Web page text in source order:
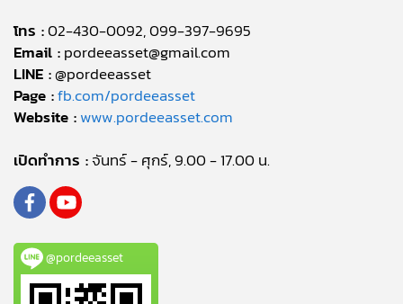
โทร :02-430-0092, 099-397-9695
Email :pordeeasset@gmail.com
LINE :@pordeeasset
Page :fb.com/pordeeasset
Website :www.pordeeasset.com
เปิดทำการ :จันทร์ - ศุกร์, 9.00 - 17.00 น.
@pordeeasset